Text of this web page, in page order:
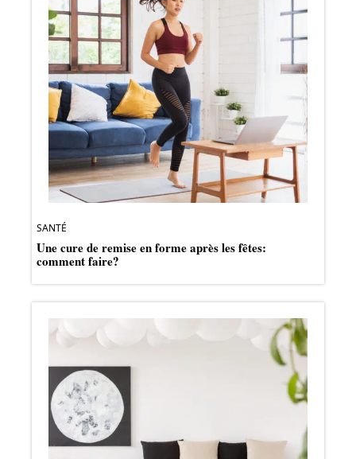
SANTÉ
Une cure de remise en forme après les fêtes:
comment faire?